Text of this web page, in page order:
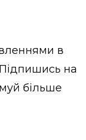
в
Підпишись на
більше